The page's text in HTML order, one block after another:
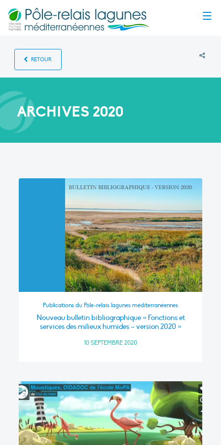
RETOUR
ARCHIVES 2020
Publications du Pôle-relais lagunes méditerranéennes
Nouveau bulletin bibliographique « Fonctions et
services des milieux humides – version 2020 »
10 SEPTEMBRE 2020